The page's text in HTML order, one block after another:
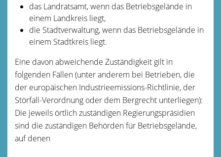
das Landratsamt, wenn das Betriebsgelände in
einem Landkreis liegt,
die Stadtverwaltung, wenn das Betriebsgelände in
einem Stadtkreis liegt.
Eine davon abweichende Zuständigkeit gilt in
folgenden Fällen (unter anderem bei Betrieben, die
der europäischen Industrieemissions-Richtlinie, der
Störfall-Verordnung oder dem Bergrecht unterliegen):
Die jeweils örtlich zuständigen Regierungspräsidien
sind die zuständigen Behörden für Betriebsgelände,
auf denen